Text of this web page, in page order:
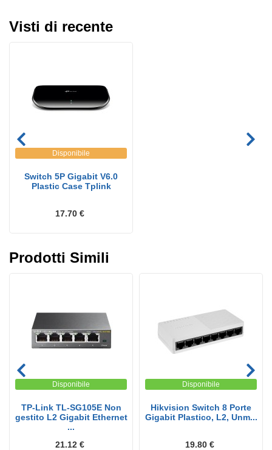
Visti di recente
Disponibile
Switch 5P Gigabit V6.0
Plastic Case Tplink
17.70 €
Prodotti Simili
Disponibile
TP-Link TL-SG105E Non
gestito L2 Gigabit Ethernet
...
21.12 €
Disponibile
Hikvision Switch 8 Porte
Gigabit Plastico, L2, Unm...
19.80 €